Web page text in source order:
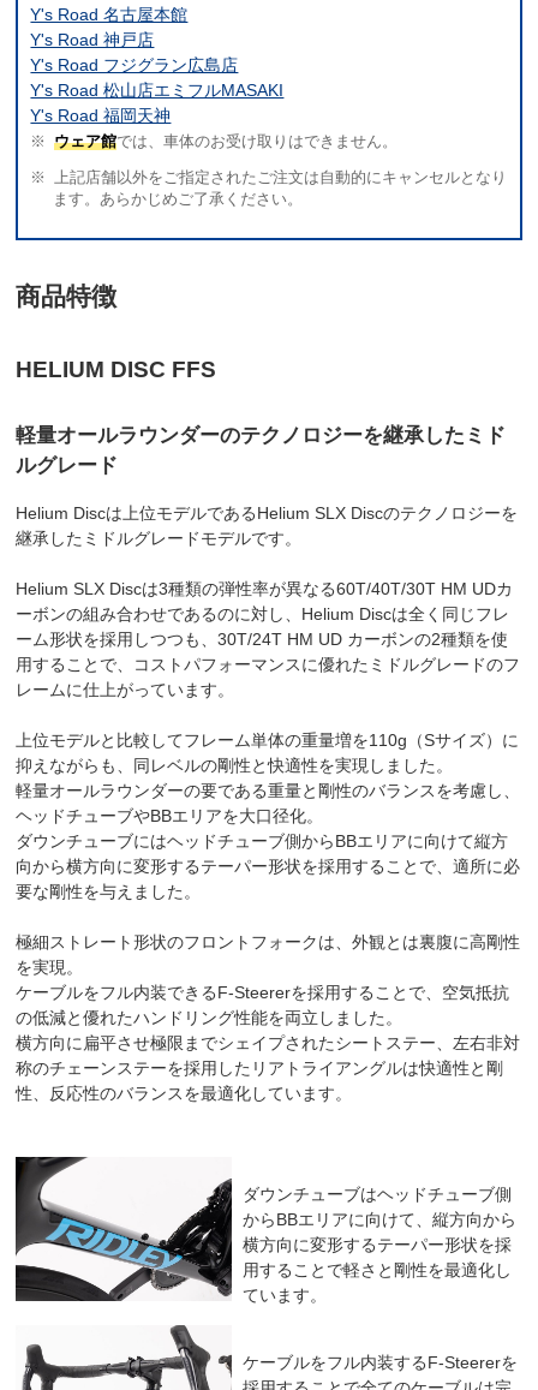
Y's Road 名古屋本館
Y's Road 神戸店
Y's Road フジグラン広島店
Y's Road 松山店エミフルMASAKI
Y's Road 福岡天神
ウェア館では、車体のお受け取りはできません。
上記店舗以外をご指定されたご注文は自動的にキャンセルとなり
ます。あらかじめご了承ください。
商品特徴
HELIUM DISC FFS
軽量オールラウンダーのテクノロジーを継承したミド
ルグレード
Helium Discは上位モデルであるHelium SLX Discのテクノロジーを
継承したミドルグレードモデルです。
Helium SLX Discは3種類の弾性率が異なる60T/40T/30T HM UDカ
ーボンの組み合わせであるのに対し、Helium Discは全く同じフレ
ーム形状を採用しつつも、30T/24T HM UD カーボンの2種類を使
用することで、コストパフォーマンスに優れたミドルグレードのフ
レームに仕上がっています。
上位モデルと比較してフレーム単体の重量増を110g（Sサイズ）に
抑えながらも、同レベルの剛性と快適性を実現しました。
軽量オールラウンダーの要である重量と剛性のバランスを考慮し、
ヘッドチューブやBBエリアを大口径化。
ダウンチューブにはヘッドチューブ側からBBエリアに向けて縦方
向から横方向に変形するテーパー形状を採用することで、適所に必
要な剛性を与えました。
極細ストレート形状のフロントフォークは、外観とは裏腹に高剛性
を実現。
ケーブルをフル内装できるF-Steererを採用することで、空気抵抗
の低減と優れたハンドリング性能を両立しました。
横方向に扁平させ極限までシェイプされたシートステー、左右非対
称のチェーンステーを採用したリアトライアングルは快適性と剛
性、反応性のバランスを最適化しています。
ダウンチューブはヘッドチューブ側
からBBエリアに向けて、縦方向から
横方向に変形するテーパー形状を採
用することで軽さと剛性を最適化し
ています。
ケーブルをフル内装するF-Steererを